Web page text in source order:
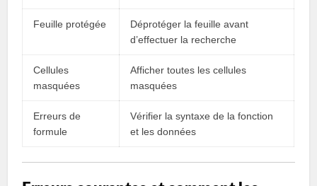
Feuille protégée
Déprotéger la feuille avant
d’effectuer la recherche
Cellules
masquées
Afficher toutes les cellules
masquées
Erreurs de
formule
Vérifier la syntaxe de la fonction
et les données